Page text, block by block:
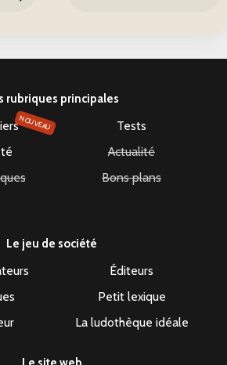
rubriques principales
NOUVEAU
Tests
Actualité
Bons plans
Le jeu de société
Éditeurs
Petit lexique
La ludothèque idéale